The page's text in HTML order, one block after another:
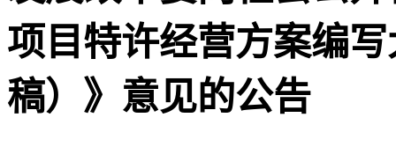
项目特许经营方案编
稿）》意见的公告